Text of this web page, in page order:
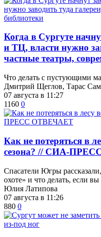
​Когда в Сургуте
и ТЦ, власти нужно
частные театры,
Что делать с пустующими
Дмитрий Щеглов, Тарас
07 августа в 11:27
1160 0
​Как не потеряться в
сезона? // СИА-
Спасатели Югры
охоте» и что делать, если вы
Юлия Латипова
07 августа в 11:26
880 0